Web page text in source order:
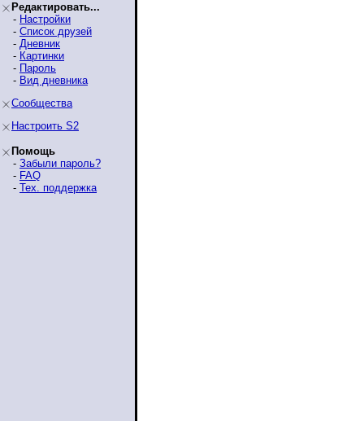
Редактировать...
- Настройки
- Список друзей
- Дневник
- Картинки
- Пароль
- Вид дневника
Сообщества
Настроить S2
Помощь
- Забыли пароль?
- FAQ
- Тех. поддержка